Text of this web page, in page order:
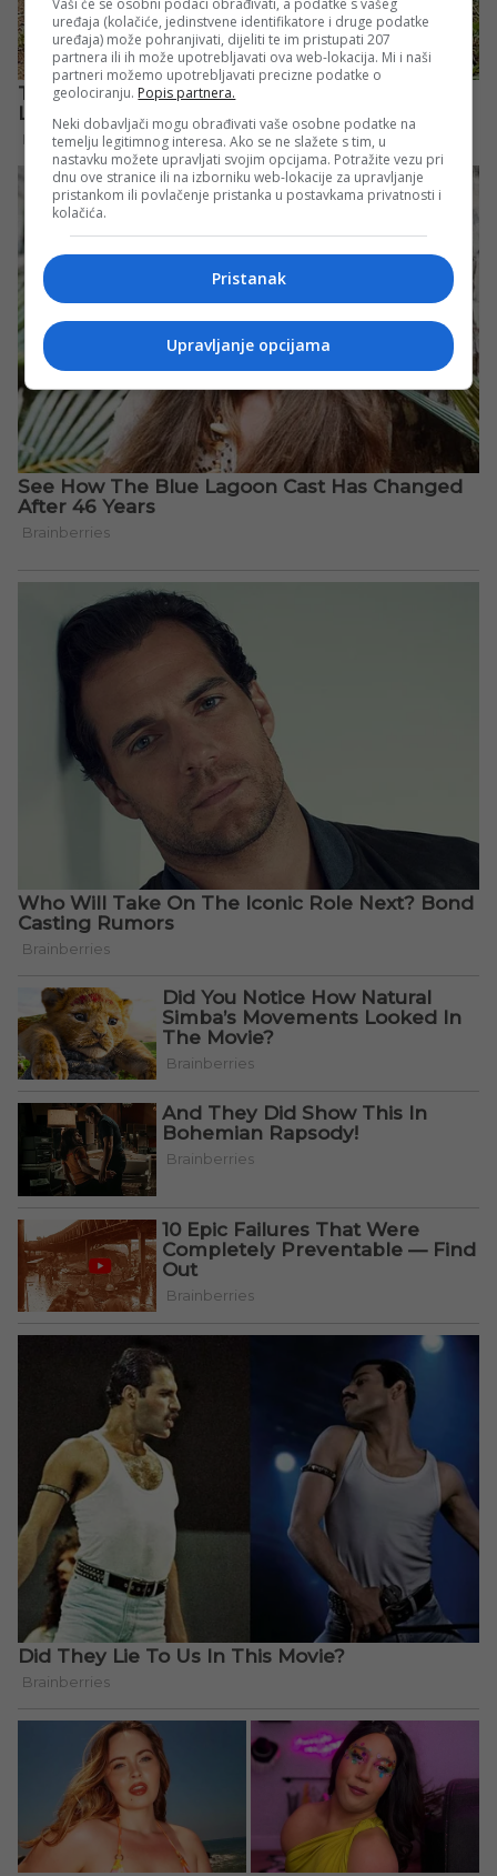
uređaja (kolačiće, jedinstvene identifikatore i druge podatke
uređaja) može pohranjivati, dijeliti te im pristupati 207
partnera ili ih može upotrebljavati ova web-lokacija. Mi i naši
partneri možemo upotrebljavati precizne podatke o
geolociranju. Popis partnera.
Neki dobavljači mogu obrađivati vaše osobne podatke na
temelju legitimnog interesa. Ako se ne slažete s tim, u
nastavku možete upravljati svojim opcijama. Potražite vezu pri
dnu ove stranice ili na izborniku web-lokacije za upravljanje
pristankom ili povlačenje pristanka u postavkama privatnosti i
kolačića.
Pristanak
Upravljanje opcijama